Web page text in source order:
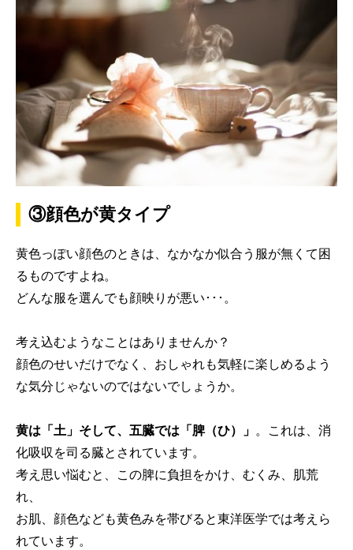
③顔色が黄タイプ
黄色っぽい顔色のときは、なかなか似合う服が無くて困
るものですよね。
どんな服を選んでも顔映りが悪い･･･。
考え込むようなことはありませんか？
顔色のせいだけでなく、おしゃれも気軽に楽しめるよう
な気分じゃないのではないでしょうか。
黄は「土」そして、五臓では「脾（ひ）」 。これは、消
化吸収を司る臓とされています。
考え思い悩むと、この脾に負担をかけ、むくみ、肌荒
れ、
お肌、顔色なども黄色みを帯びると東洋医学では考えら
れています。